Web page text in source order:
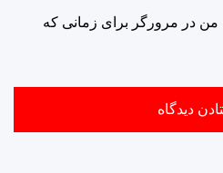
من در مرورگر برای زمانی که